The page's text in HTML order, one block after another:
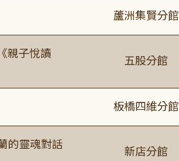
蘆洲集賢分館
親子悅讀
五股分館
板橋四維分館
的靈魂對話
新店分館